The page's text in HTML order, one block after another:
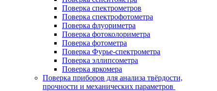
Поверка спектрометров
Поверка спектрофотометра
Поверка флуориметра
Поверка фотоколориметра
Поверка фотометра
Поверка Фурье-спектрометра
Поверка эллипсометра
Поверка яркомера
Поверка приборов для анализа твёрдости,
прочности и механических параметров